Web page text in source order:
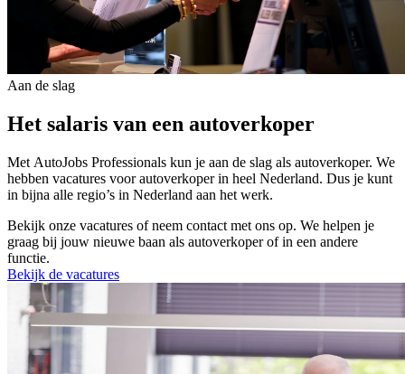
Aan de slag
Het salaris van een autoverkoper
Met AutoJobs Professionals kun je aan de slag als autoverkoper. We
hebben vacatures voor autoverkoper in heel Nederland. Dus je kunt
in bijna alle regio’s in Nederland aan het werk.
Bekijk onze vacatures of neem contact met ons op. We helpen je
graag bij jouw nieuwe baan als autoverkoper of in een andere
functie.
Bekijk de vacatures